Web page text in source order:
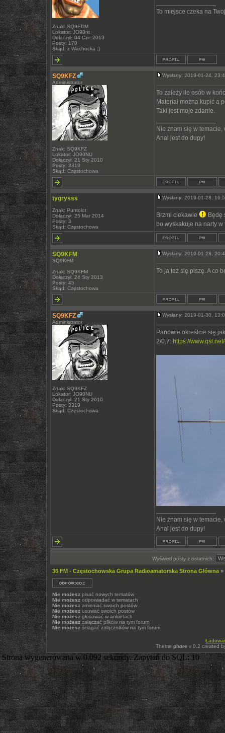
Znak: SQ9EDM
Lokator: JO90nt
Dołączył: 04 Cze 2013
Posty: 170
Skąd: z Wąchocka ;)
To miejsce czeka na
SQ9KFZ
Administrator
Znak: SQ9KFZ
Lokator: JO90NU
Dołączył: 21 Sty 2010
Posty: 3319
Skąd: Częstochowa
Wysłany: 2019-01-24,
To zależy ile osób w
Materiał można kupić a
Taki jest moje zdanie.
Nie znam się w
Anal jest do dupy!
tygrysss
Znak: Puntolot
Dołączył: 25 Mar 2014
Posty: 3
Skąd: Częstochowa
Wysłany: 2019-01-28,
Brzmi ciekawie
Będę
bo wyskakuje na narty w
SQ9KFM
SQ9KFM
Znak: SQ9KFM
Dołączył: 24 Sty 2013
Posty: 45
Skąd: Częstochowa
Wysłany: 2019-01-28,
To ja też się piszę. A co
SQ9KFZ
Administrator
Znak: SQ9KFZ
Lokator: JO90NU
Dołączył: 21 Sty 2010
Posty: 3319
Skąd: Częstochowa
Wysłany: 2019-01-30,
Panowie określcie się
2/0,7: https://
Nie znam się w
Anal jest do dupy!
Wyświetl posty z ostatnich:
36 FM - Częstochowska Grupa Radioamatorska Strona Główna »
Nie możesz pisać nowych tematów
Nie możesz odpowiadać w tematach
Nie możesz zmieniać swoich postów
Nie możesz usuwać swoich postów
Nie możesz głosować w ankietach
Nie możesz załączać plików na tym forum
Nie możesz ściągać załączników na tym forum
Theme phore v 0.2 created
Strona wygenerowana w 0.092 sekundy. Zapytań do SQL: 10